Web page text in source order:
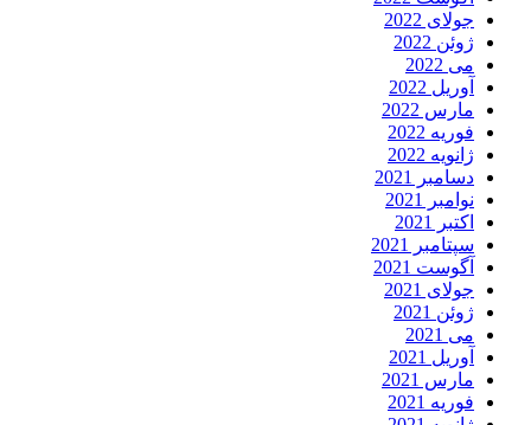
جولای 2022
ژوئن 2022
می 2022
آوریل 2022
مارس 2022
فوریه 2022
ژانویه 2022
دسامبر 2021
نوامبر 2021
اکتبر 2021
سپتامبر 2021
آگوست 2021
جولای 2021
ژوئن 2021
می 2021
آوریل 2021
مارس 2021
فوریه 2021